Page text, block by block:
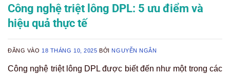
Công nghệ triệt lông DPL: 5 ưu điểm và
hiệu quả thực tế
ĐĂNG VÀO 18 THÁNG 10, 2025 BỞI NGUYỄN NGÂN
Công nghệ triệt lông DPL được biết đến như một trong các